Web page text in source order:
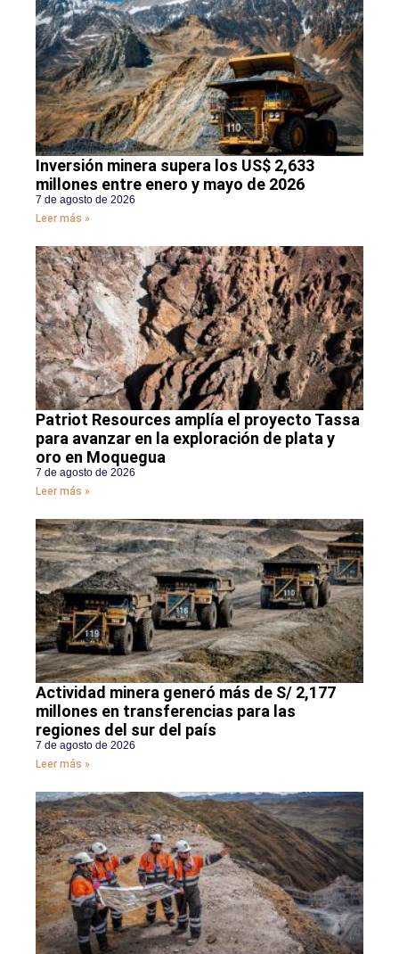
Inversión minera supera los US$ 2,633
millones entre enero y mayo de 2026
7 de agosto de 2026
Leer más »
Patriot Resources amplía el proyecto Tassa
para avanzar en la exploración de plata y
oro en Moquegua
7 de agosto de 2026
Leer más »
Actividad minera generó más de S/ 2,177
millones en transferencias para las
regiones del sur del país
7 de agosto de 2026
Leer más »